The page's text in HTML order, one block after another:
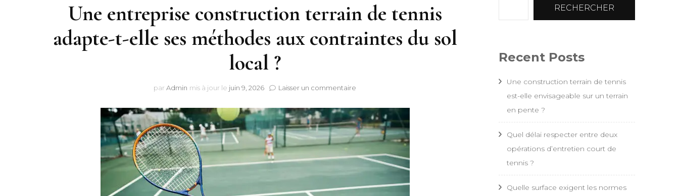
Une entreprise construction terrain de tennis
adapte-t-elle ses méthodes aux contraintes du sol
local ?
par Admin mis à jour le juin 9, 2026 Laisser un commentaire
entreprise
construction
terrain
de
tennis
adapte-
ses
RECHERCHER
Recent Posts
Une construction terrain de tennis
est-elle envisageable sur un terrain
en pente ?
Quel délai respecter entre deux
opérations d’entretien court de
tennis ?
Quelle surface exigent les normes